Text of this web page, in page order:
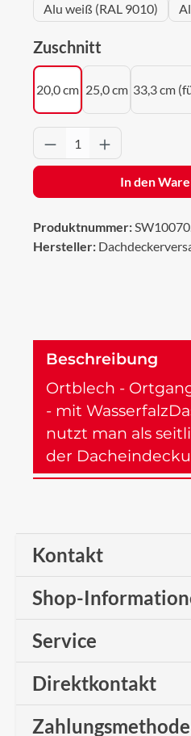
Alu weiß (RAL 9010)
Zuschnitt
20,0 cm 25,0 cm 33,3 cm
Produkt Anzahl:
In den
Produktnummer:
Hersteller:
Beschreibung
Ortblech -
- mit
nutzt man als
der
Kontakt
Shop-
Service
Direktkontakt